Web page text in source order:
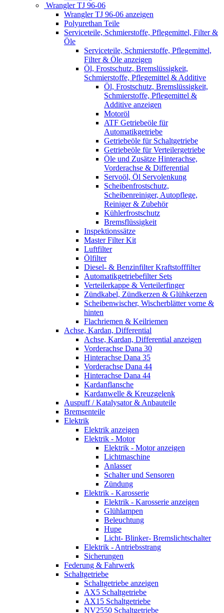
Wrangler TJ 96-06
Wrangler TJ 96-06 anzeigen
Polyurethan Teile
Serviceteile, Schmierstoffe, Pflegemittel, Filter &
Öle
Serviceteile, Schmierstoffe, Pflegemittel,
Filter & Öle anzeigen
Öl, Frostschutz, Bremslüssigkeit,
Schmierstoffe, Pflegemittel & Additive
Öl, Frostschutz, Bremslüssigkeit,
Schmierstoffe, Pflegemittel &
Additive anzeigen
Motoröl
ATF Getriebeöle für
Automatikgetriebe
Getriebeöle für Schaltgetriebe
Getriebeöle für Verteilergetriebe
Öle und Zusätze Hinterachse,
Vorderachse & Differential
Servoöl, Öl Servolenkung
Scheibenfrostschutz,
Scheibenreiniger, Autopflege,
Reiniger & Zubehör
Kühlerfrostschutz
Bremsflüssigkeit
Inspektionssätze
Master Filter Kit
Luftfilter
Ölfilter
Diesel- & Benzinfilter Kraftstofffilter
Automatikgetriebefilter Sets
Verteilerkappe & Verteilerfinger
Zündkabel, Zündkerzen & Glühkerzen
Scheibenwischer, Wischerblätter vorne &
hinten
Flachriemen & Keilriemen
Achse, Kardan, Differential
Achse, Kardan, Differential anzeigen
Vorderachse Dana 30
Hinterachse Dana 35
Vorderachse Dana 44
Hinterachse Dana 44
Kardanflansche
Kardanwelle & Kreuzgelenk
Auspuff / Katalysator & Anbauteile
Bremsenteile
Elektrik
Elektrik anzeigen
Elektrik - Motor
Elektrik - Motor anzeigen
Lichtmaschine
Anlasser
Schalter und Sensoren
Zündung
Elektrik - Karosserie
Elektrik - Karosserie anzeigen
Glühlampen
Beleuchtung
Hupe
Licht- Blinker- Bremslichtschalter
Elektrik - Antriebsstrang
Sicherungen
Federung & Fahrwerk
Schaltgetriebe
Schaltgetriebe anzeigen
AX5 Schaltgetriebe
AX15 Schaltgetriebe
NV2550 Schaltgetriebe